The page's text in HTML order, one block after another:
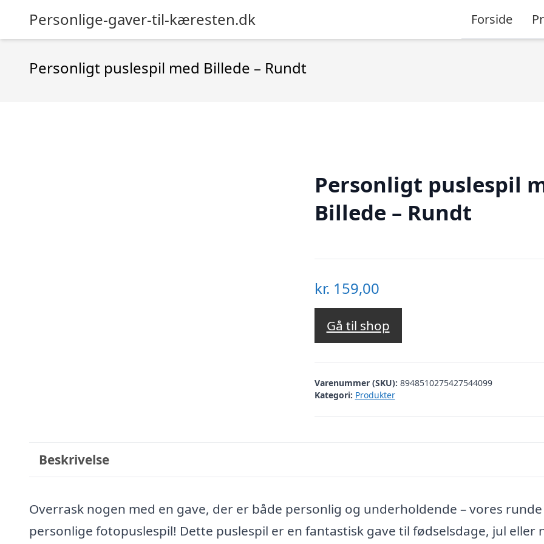
Personlige-gaver-til-kæresten.dk Forside
Personligt puslespil med Billede – Rundt
Personligt puslespil
Billede – Rundt
kr. 159,00
Gå til shop
Varenummer (SKU): 8948510275427544099
Kategori: Produkter
Beskrivelse
Overrask nogen med en gave, der er både personlig og underholdende – vores runde
personlige fotopuslespil! Dette puslespil er en fantastisk gave til fødselsdage, jul eller